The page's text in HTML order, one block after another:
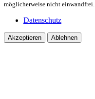
möglicherweise nicht einwandfrei.
Datenschutz
Akzeptieren Ablehnen